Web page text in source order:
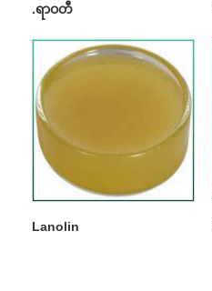
.ရာဝတီ
Lanolin